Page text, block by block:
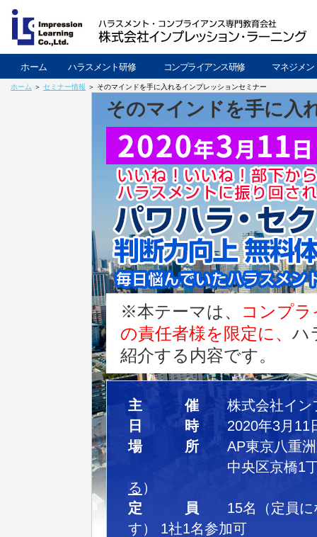
ホーム ハラスメント研修 コンプライアンス研修 マネジメン
ホーム ＞ セミナー情報 ＞ そのマインドを手に入れるインプレッションセミナー
そのマインドを手に入
※本テーマは、
コンプラ
の責任者様を限定に、 ハ
紹介する内容です。
主 催 株式会社イン
日 時2020年3月11日
場 所 AP東京八重洲
中央区京橋1丁目10
る ）
定 員 15名（定員に
す） 1社1名参加可